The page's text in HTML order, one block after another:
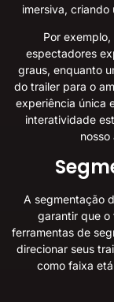
imersiva, criando
Por
espectadores
graus, enquanto
do trailer para o
experiência única
interatividade
A segmentação
garantir que o
ferramentas de
direcionar seus
como faixa